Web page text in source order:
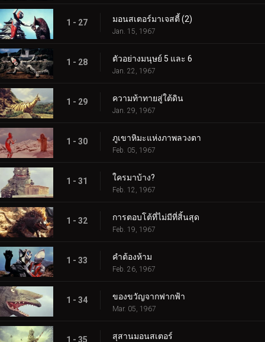
1 - 27 มอนสเตอร์มาเจสตี้ (2)
Jan. 15, 1967
1 - 28 ตัวอย่างมนุษย์ 5 และ 6
Jan. 22, 1967
1 - 29 ความท้าทายสู่ใต้ดิน
Jan. 29, 1967
1 - 30 ภูเขาหิมะแห่งภาพลวงตา
Feb. 05, 1967
1 - 31 ใครมาบ้าง?
Feb. 12, 1967
1 - 32 การตอบโต้ที่ไม่มีที่สิ้นสุด
Feb. 19, 1967
1 - 33 คำต้องห้าม
Feb. 26, 1967
1 - 34 ของขวัญจากฟากฟ้า
Mar. 05, 1967
1 - 35 สุสานมอนสเตอร์